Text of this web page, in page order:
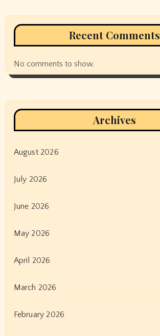
Recent Comments
No comments to show.
Archives
August 2026
July 2026
June 2026
May 2026
April 2026
March 2026
February 2026